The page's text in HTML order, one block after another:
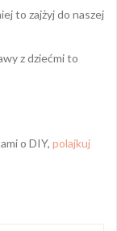
to zajżyj do naszej
z dziećmi to
o DIY, polajkuj